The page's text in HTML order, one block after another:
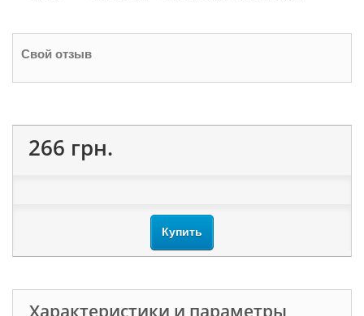
Свой отзыв
266 грн.
Купить
Характеристики и параметры